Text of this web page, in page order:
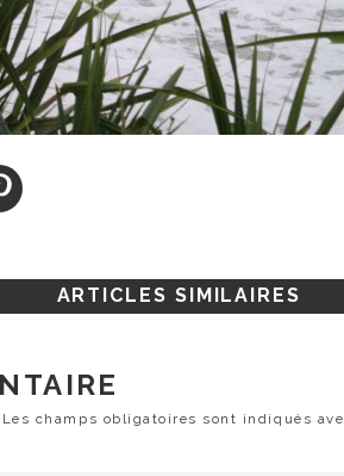
ARTICLES SIMILAIRES
Les champs obligatoires sont indiqués